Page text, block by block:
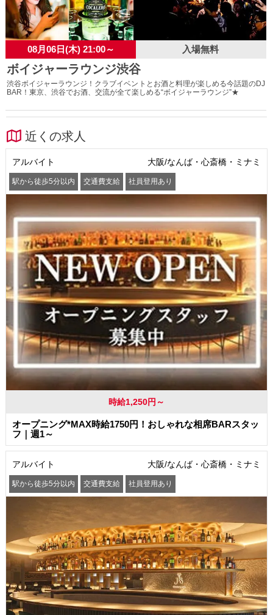
08月06日(木) 21:00～ 入場無料
ボイジャーラウンジ渋谷
渋谷ボイジャーラウンジ！クラブイベントとお酒と料理が楽しめる今話題のDJ
BAR！東京、渋谷でお酒、交流が全て楽しめる“ボイジャーラウンジ”★
近くの求人
アルバイト 大阪/なんば・心斎橋・ミナミ
駅から徒歩5分以内 交通費支給 社員登用あり
時給1,250円～
オープニング*MAX時給1750円！おしゃれな相席BARスタッ
フ｜週1～
アルバイト 大阪/なんば・心斎橋・ミナミ
駅から徒歩5分以内 交通費支給 社員登用あり